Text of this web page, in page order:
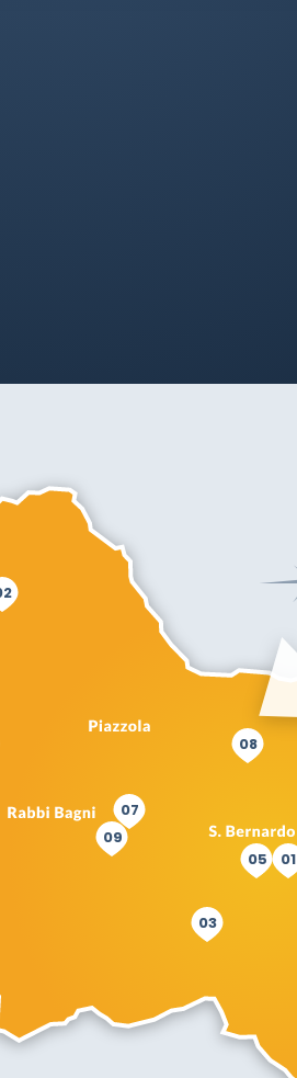
09
08
07
05
03
01